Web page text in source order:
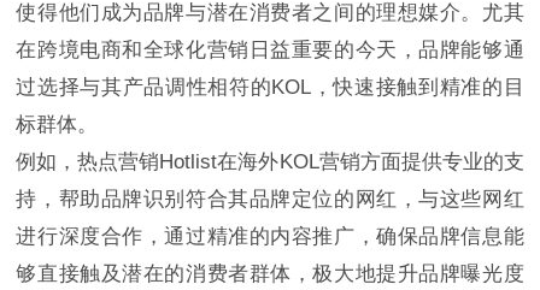
使得他们成为品牌与潜在消费者之间的理想媒介。尤其
在跨境电商和全球化营销日益重要的今天，品牌能够通
过选择与其产品调性相符的KOL，快速接触到精准的目
标群体。
例如，热点营销Hotlist在海外KOL营销方面提供专业的支
持，帮助品牌识别符合其品牌定位的网红，与这些网红
进行深度合作，通过精准的内容推广，确保品牌信息能
够直接触及潜在的消费者群体，极大地提升品牌曝光度